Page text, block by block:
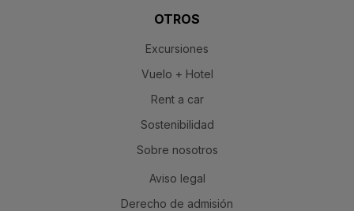
OTROS
Excursiones
Vuelo + Hotel
Rent a car
Sostenibilidad
Sobre nosotros
Aviso legal
Derecho de admisión